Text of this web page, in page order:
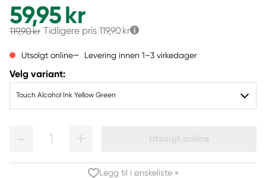
59,95 kr
119,90 kr Tidligere pris 119,90 kr
Utsolgt online Levering innen 1–3 virkedager
Velg variant:
Touch Alcohol Ink Yellow Green
1 Utsolgt online
Legg til i ønskeliste »